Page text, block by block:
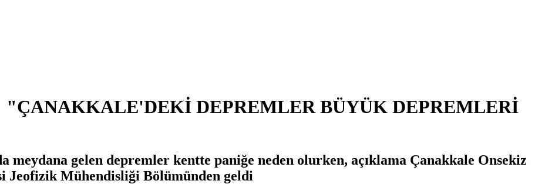
"ÇANAKKALE'DEKİ DEPREMLER BÜYÜK DEPREMLERİ
meydana gelen depremler kentte paniğe neden olurken, açıklama Çanakkale Onsekiz
Mühendisliği Bölümünden geldi